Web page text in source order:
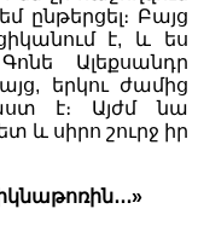
ընթերցել։ Բայց
է, և ես
Ալեքսանդր
երկու ժամից
է։ Այժմ նա
և սիրո շուրջ իր